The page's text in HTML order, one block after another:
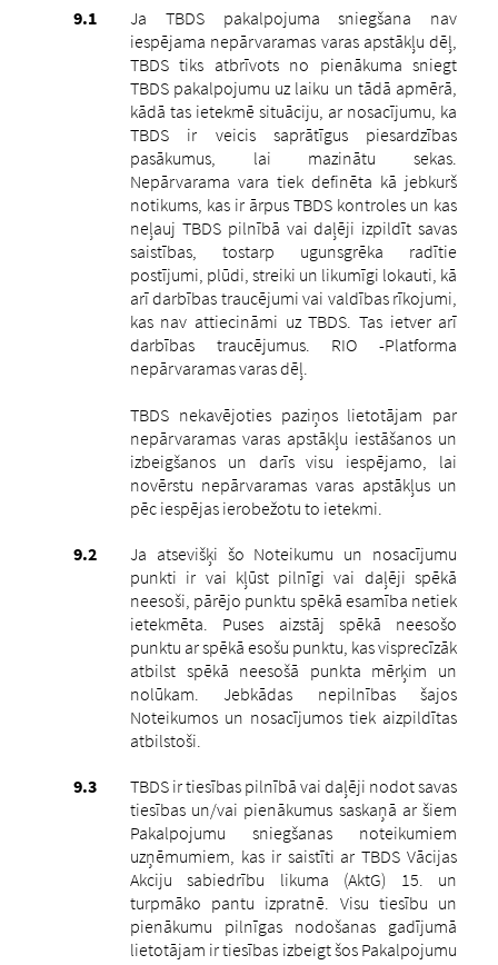
Ja TBDS pakalpojuma sniegšana nav
iespējama nepārvaramas varas apstākļu dēļ,
TBDS tiks atbrīvots no pienākuma sniegt
TBDS pakalpojumu uz laiku un tādā apmērā,
kādā tas ietekmē situāciju, ar nosacījumu, ka
TBDS ir veicis saprātīgus piesardzības
pasākumus, lai mazinātu sekas.
Nepārvarama vara tiek definēta kā jebkurš
notikums, kas ir ārpus TBDS kontroles un kas
neļauj TBDS pilnībā vai daļēji izpildīt savas
saistības, tostarp ugunsgrēka radītie
postījumi, plūdi, streiki un likumīgi lokauti, kā
arī darbības traucējumi vai valdības rīkojumi,
kas nav attiecināmi uz TBDS. Tas ietver arī
darbības traucējumus. RIO -Platforma
nepārvaramas varas dēļ.
TBDS nekavējoties paziņos lietotājam par
nepārvaramas varas apstākļu iestāšanos un
izbeigšanos un darīs visu iespējamo, lai
novērstu nepārvaramas varas apstākļus un
pēc iespējas ierobežotu to ietekmi.
Ja atsevišķi šo Noteikumu un nosacījumu
punkti ir vai kļūst pilnīgi vai daļēji spēkā
neesoši, pārējo punktu spēkā esamība netiek
ietekmēta. Puses aizstāj spēkā neesošo
punktu ar spēkā esošu punktu, kas visprecīzāk
atbilst spēkā neesošā punkta mērķim un
nolūkam. Jebkādas nepilnības šajos
Noteikumos un nosacījumos tiek aizpildītas
atbilstoši.
TBDS ir tiesības pilnībā vai daļēji nodot savas
tiesības un/vai pienākumus saskaņā ar šiem
Pakalpojumu sniegšanas noteikumiem
uzņēmumiem, kas ir saistīti ar TBDS Vācijas
Akciju sabiedrību likuma (AktG) 15. un
turpmāko pantu izpratnē. Visu tiesību un
pienākumu pilnīgas nodošanas gadījumā
lietotājam ir tiesības izbeigt šos Pakalpojumu